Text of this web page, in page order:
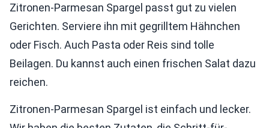
Zitronen-Parmesan Spargel passt gut zu vielen
Gerichten. Serviere ihn mit gegrilltem Hähnchen
oder Fisch. Auch Pasta oder Reis sind tolle
Beilagen. Du kannst auch einen frischen Salat dazu
reichen.
Zitronen-Parmesan Spargel ist einfach und lecker.